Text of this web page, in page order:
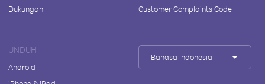
Dukungan
Customer Complaints Code
UNDUH
Android
Bahasa Indonesia